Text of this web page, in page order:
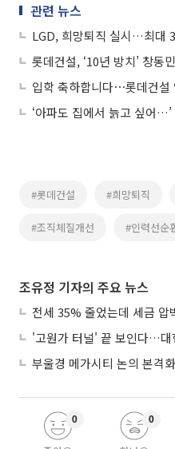
관련 뉴스
LGD, 희망퇴직 실시…최대
입학 축하합니다⋯롯데건설
‘아파도 집에서 늙고 싶어
#롯데건설 #희망퇴직
#조직체질개선 #인력선순
조유정 기자의 주요 뉴스
0 0